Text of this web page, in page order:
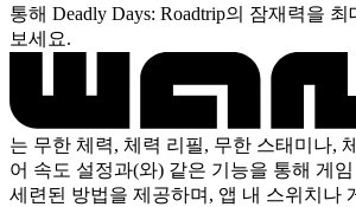
통해 Deadly Days: Roadtrip의 잠재력을
보세요.
는 무한 체력, 체력 리필, 무한 스태미나,
어 속도 설정과(와) 같은 기능을 통해 게
세련된 방법을 제공하며, 앱 내 스위치나